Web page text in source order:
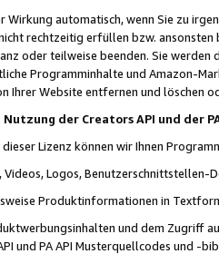
automatisch, wenn Sie zu
rechtzeitig erfüllen bzw. ansonsten
oder teilweise beenden. Sie werden
Programminhalte und Amazon-
Ihrer Website entfernen und löschen
der Creators API und der
dieser Lizenz können wir Ihnen
Videos, Logos, Benutzerschnittstellen-
Produktinformationen in
und dem Zugriff
und PA API Musterquellcodes und